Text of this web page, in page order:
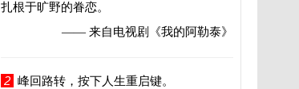
扎根于旷野的眷恋。
—— 来自电视剧
《我的阿勒泰》
2 峰回路转，按下人生重启键。